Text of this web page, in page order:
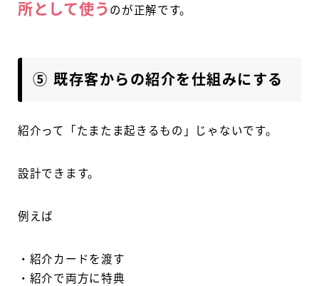
所として使う のが正解です。
⑤ 既存客からの紹介を仕組みにする
紹介って「たまたま起きるもの」じゃないです。
設計できます。
例えば
・紹介カードを渡す
・紹介で両方に特典